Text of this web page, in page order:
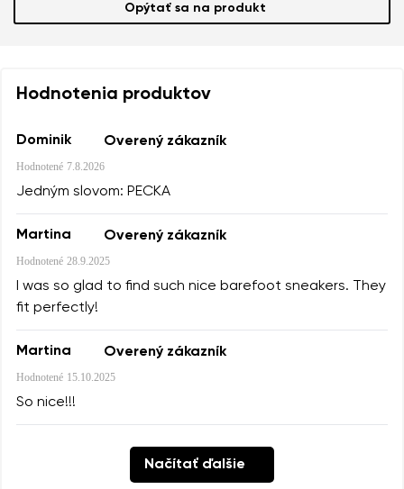
Opýtať sa na produkt
Hodnotenia produktov
Dominik Overený zákazník
Hodnotené 7.8.2026
Jedným slovom: PECKA
Martina Overený zákazník
Hodnotené 28.9.2025
I was so glad to find such nice barefoot sneakers. They
fit perfectly!
Martina Overený zákazník
Hodnotené 15.10.2025
So nice!!!
Načítať ďalšie